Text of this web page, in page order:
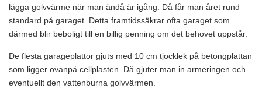
lägga golvvärme när man ändå är igång. Då får man året rund
standard på garaget. Detta framtidssäkrar ofta garaget som
därmed blir beboligt till en billig penning om det behovet uppstår.
De flesta garageplattor gjuts med 10 cm tjocklek på betongplattan
som ligger ovanpå cellplasten. Då gjuter man in armeringen och
eventuellt den vattenburna golvvärmen.